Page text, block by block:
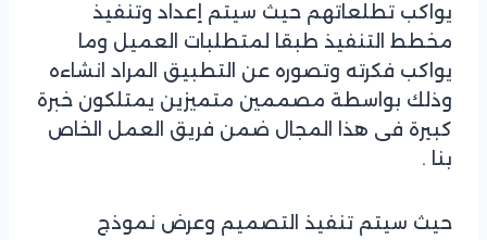
يواكب تطلعاتهم حيث سيتم إعداد وتنفيذ
مخطط التنفيذ طبقا لمتطلبات العميل وما
يواكب فكرته وتصوره عن التطبيق المراد انشاءه
وذلك بواسطة مصممين متميزين يمتلكون خبرة
كبيرة فى هذا المجال ضمن فريق العمل الخاص
بنا .
حيث سيتم تنفيذ التصميم وعرض نموذج